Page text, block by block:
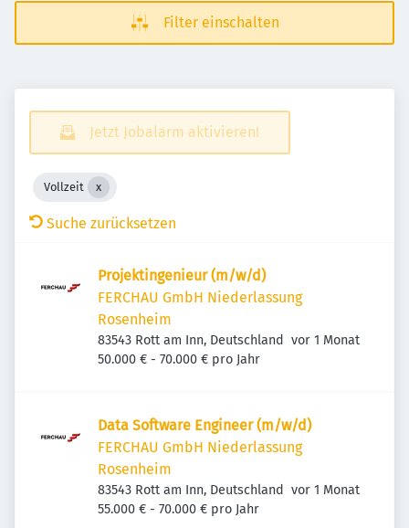
Filter einschalten
Jetzt Jobalarm aktivieren!
Vollzeit
Suche zurücksetzen
Projek­t­in­ge­nieur (m/w/d)
FERCHAU GmbH Niederlassung
Rosenheim
83543 Rott am Inn, Deutschland Veröffentlicht
vor 1 Monat
50.000 € - 70.000 € pro Jahr
Data Software Engineer (m/w/d)
FERCHAU GmbH Niederlassung
Rosenheim
83543 Rott am Inn, Deutschland Veröffentlicht
vor 1 Monat
55.000 € - 70.000 € pro Jahr